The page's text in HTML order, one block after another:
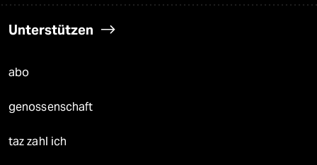
Unterstützen
abo
genossenschaft
taz zahl ich